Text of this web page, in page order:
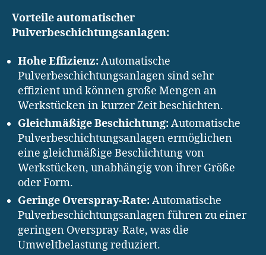
Vorteile automatischer
Pulverbeschichtungsanlagen:
Hohe Effizienz:Automatische
Pulverbeschichtungsanlagen sind sehr
effizient und können große Mengen an
Werkstücken in kurzer Zeit beschichten.
Gleichmäßige Beschichtung:Automatische
Pulverbeschichtungsanlagen ermöglichen
eine gleichmäßige Beschichtung von
Werkstücken, unabhängig von ihrer Größe
oder Form.
Geringe Overspray-Rate:Automatische
Pulverbeschichtungsanlagen führen zu einer
geringen Overspray-Rate, was die
Umweltbelastung reduziert.